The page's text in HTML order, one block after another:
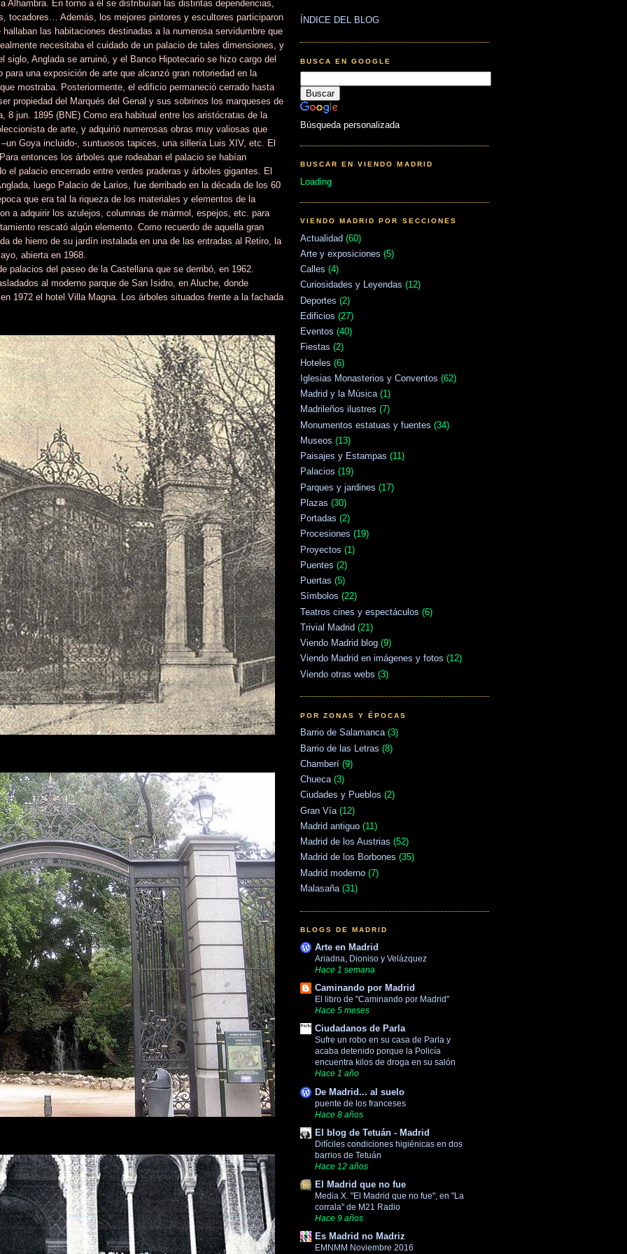
Alhambra. En torno a él se distribuían las distintas dependencias,
tocadores… Además, los mejores pintores y escultores participaron
las habitaciones destinadas a la numerosa servidumbre que
necesitaba el cuidado de un palacio de tales dimensiones, y
siglo, Anglada se arruinó, y el Banco Hipotecario se hizo cargo del
una exposición de arte que alcanzó gran notoriedad en la
mostraba. Posteriormente, el edificio permaneció cerrado hasta
propiedad del Marqués del Genal y sus sobrinos los marqueses de
8 jun. 1895 (BNE) Como era habitual entre los aristócratas de la
de arte, y adquirió numerosas obras muy valiosas que
Goya incluido-, suntuosos tapices, una sillería Luis XIV, etc. El
entonces los árboles que rodeaban el palacio se habían
el palacio encerrado entre verdes praderas y árboles gigantes. El
luego Palacio de Larios, fue derribado en la década de los 60
que era tal la riqueza de los materiales y elementos de la
a adquirir los azulejos, columnas de mármol, espejos, etc. para
rescató algún elemento. Como recuerdo de aquella gran
de hierro de su jardín instalada en una de las entradas al Retiro, la
abierta en 1968.
palacios del paseo de la Castellana que se derribó, en 1962.
al moderno parque de San Isidro, en Aluche, donde
1972 el hotel Villa Magna. Los árboles situados frente a la fachada
ÍNDICE DEL BLOG
BUSCA EN GOOGLE
Búsqueda personalizada
BUSCAR EN VIENDO MADRID
Loading
VIENDO MADRID POR SECCIONES
Actualidad (60)
Arte y exposiciones (5)
Calles (4)
Curiosidades y Leyendas (12)
Deportes (2)
Edificios (27)
Eventos (40)
Fiestas (2)
Hoteles (6)
Iglesias Monasterios y Conventos (62)
Madrid y la Música (1)
Madrileños ilustres (7)
Monumentos estatuas y fuentes (34)
Museos (13)
Paisajes y Estampas (11)
Palacios (19)
Parques y jardines (17)
Plazas (30)
Portadas (2)
Procesiones (19)
Proyectos (1)
Puentes (2)
Puertas (5)
Símbolos (22)
Teatros cines y espectáculos (6)
Trivial Madrid (21)
Viendo Madrid blog (9)
Viendo Madrid en imágenes y fotos (12)
Viendo otras webs (3)
POR ZONAS Y ÉPOCAS
Barrio de Salamanca (3)
Barrio de las Letras (8)
Chamberí (9)
Chueca (3)
Ciudades y Pueblos (2)
Gran Vía (12)
Madrid antiguo (11)
Madrid de los Austrias (52)
Madrid de los Borbones (35)
Madrid moderno (7)
Malasaña (31)
BLOGS DE MADRID
Arte en Madrid
Ariadna, Dioniso y Velázquez
Hace 1 semana
Caminando por Madrid
El libro de "Caminando por Madrid"
Hace 5 meses
Ciudadanos de Parla
Sufre un robo en su casa de Parla y
acaba detenido porque la Policía
encuentra kilos de droga en su salón
Hace 1 año
De Madrid... al suelo
puente de los franceses
Hace 8 años
El blog de Tetuán - Madrid
Difíciles condiciones higiénicas en dos
barrios de Tetuán
Hace 12 años
El Madrid que no fue
Media X. "El Madrid que no fue", en "La
corrala" de M21 Radio
Hace 9 años
Es Madrid no Madriz
EMNMM Noviembre 2016